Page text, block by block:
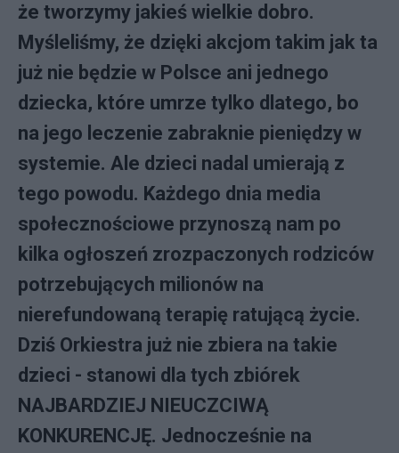
że tworzymy jakieś wielkie dobro.
Myśleliśmy, że dzięki akcjom takim jak ta
już nie będzie w Polsce ani jednego
dziecka, które umrze tylko dlatego, bo
na jego leczenie zabraknie pieniędzy w
systemie. Ale dzieci nadal umierają z
tego powodu. Każdego dnia media
społecznościowe przynoszą nam po
kilka ogłoszeń zrozpaczonych rodziców
potrzebujących milionów na
nierefundowaną terapię ratującą życie.
Dziś Orkiestra już nie zbiera na takie
dzieci - stanowi dla tych zbiórek
NAJBARDZIEJ NIEUCZCIWĄ
KONKURENCJĘ. Jednocześnie na